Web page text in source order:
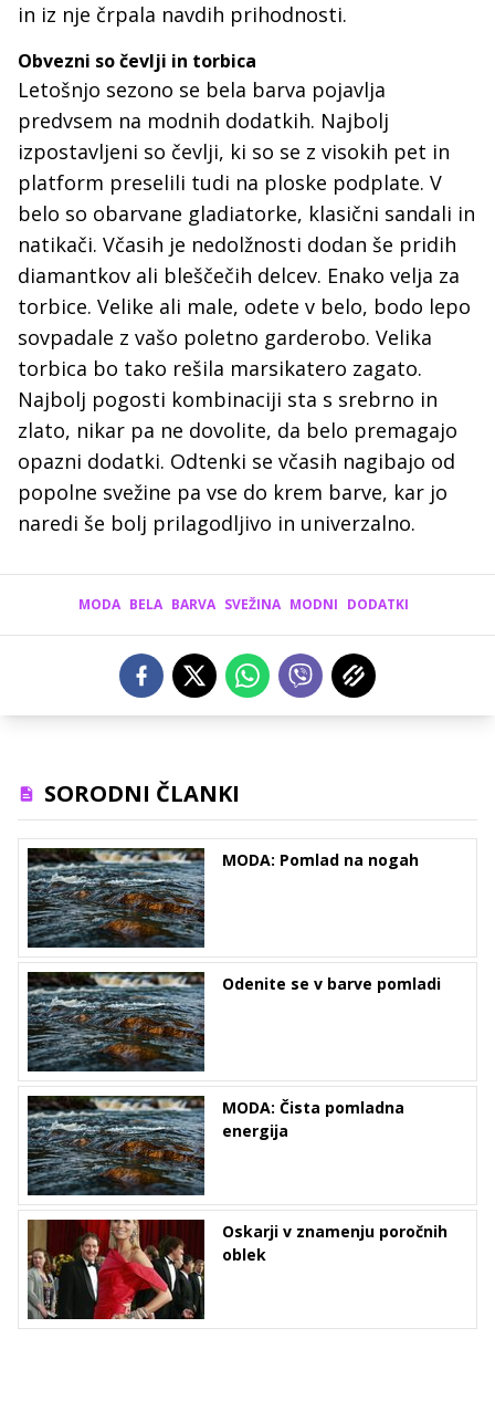
in iz nje črpala navdih prihodnosti.
Obvezni so čevlji in torbica
Letošnjo sezono se bela barva pojavlja
predvsem na modnih dodatkih. Najbolj
izpostavljeni so čevlji, ki so se z visokih pet in
platform preselili tudi na ploske podplate. V
belo so obarvane gladiatorke, klasični sandali in
natikači. Včasih je nedolžnosti dodan še pridih
diamantkov ali bleščečih delcev. Enako velja za
torbice. Velike ali male, odete v belo, bodo lepo
sovpadale z vašo poletno garderobo. Velika
torbica bo tako rešila marsikatero zagato.
Najbolj pogosti kombinaciji sta s srebrno in
zlato, nikar pa ne dovolite, da belo premagajo
opazni dodatki. Odtenki se včasih nagibajo od
popolne svežine pa vse do krem barve, kar jo
naredi še bolj prilagodljivo in univerzalno.
MODA BELA BARVA SVEŽINA MODNI DODATKI
SORODNI ČLANKI
MODA: Pomlad na nogah
Odenite se v barve pomladi
MODA: Čista pomladna
energija
Oskarji v znamenju poročnih
oblek